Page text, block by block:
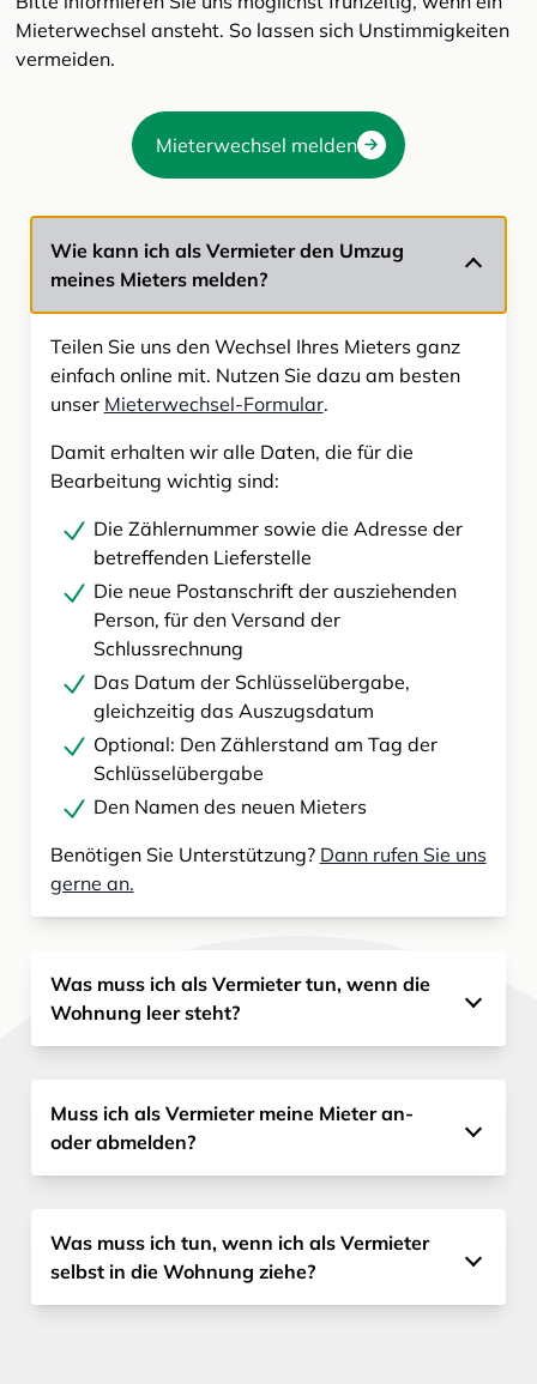
Mieterwechsel ansteht. So lassen sich Unstimmigkeiten
vermeiden.
Mieterwechsel melden
Wie kann ich als Vermieter den Umzug
meines Mieters melden?
Teilen Sie uns den Wechsel Ihres Mieters ganz
einfach online mit. Nutzen Sie dazu am besten
unser Mieterwechsel-Formular.
Damit erhalten wir alle Daten, die für die
Bearbeitung wichtig sind:
Die Zählernummer sowie die Adresse der
betreffenden Lieferstelle
Die neue Postanschrift der ausziehenden
Person, für den Versand der
Schlussrechnung
Das Datum der Schlüsselübergabe,
gleichzeitig das Auszugsdatum
Optional: Den Zählerstand am Tag der
Schlüsselübergabe
Den Namen des neuen Mieters
Benötigen Sie Unterstützung? Dann rufen Sie uns
gerne an.
Was muss ich als Vermieter tun, wenn die
Wohnung leer steht?
Muss ich als Vermieter meine Mieter an-
oder abmelden?
Was muss ich tun, wenn ich als Vermieter
selbst in die Wohnung ziehe?